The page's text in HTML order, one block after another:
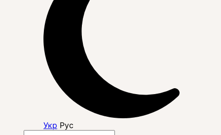
Укр Рус